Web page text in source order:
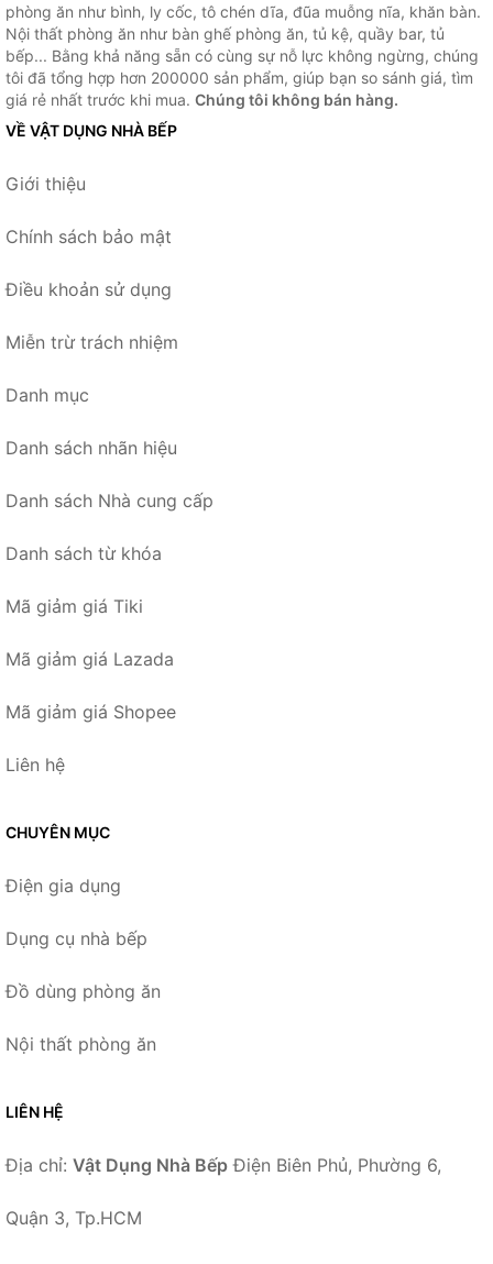
phòng ăn như bình, ly cốc, tô chén dĩa, đũa muỗng nĩa, khăn bàn.
Nội thất phòng ăn như bàn ghế phòng ăn, tủ kệ, quầy bar, tủ
bếp... Bằng khả năng sẵn có cùng sự nỗ lực không ngừng, chúng
tôi đã tổng hợp hơn 200000 sản phẩm, giúp bạn so sánh giá, tìm
giá rẻ nhất trước khi mua. Chúng tôi không bán hàng.
VỀ VẬT DỤNG NHÀ BẾP
Giới thiệu
Chính sách bảo mật
Điều khoản sử dụng
Miễn trừ trách nhiệm
Danh mục
Danh sách nhãn hiệu
Danh sách Nhà cung cấp
Danh sách từ khóa
Mã giảm giá Tiki
Mã giảm giá Lazada
Mã giảm giá Shopee
Liên hệ
CHUYÊN MỤC
Điện gia dụng
Dụng cụ nhà bếp
Đồ dùng phòng ăn
Nội thất phòng ăn
LIÊN HỆ
Địa chỉ: Vật Dụng Nhà Bếp Điện Biên Phủ, Phường 6,
Quận 3, Tp.HCM